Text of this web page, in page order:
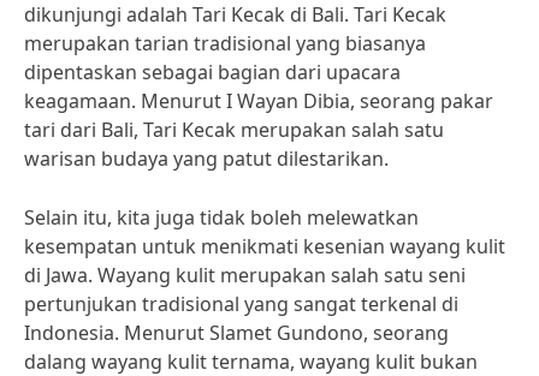
dikunjungi adalah Tari Kecak di Bali. Tari Kecak
merupakan tarian tradisional yang biasanya
dipentaskan sebagai bagian dari upacara
keagamaan. Menurut I Wayan Dibia, seorang pakar
tari dari Bali, Tari Kecak merupakan salah satu
warisan budaya yang patut dilestarikan.
Selain itu, kita juga tidak boleh melewatkan
kesempatan untuk menikmati kesenian wayang kulit
di Jawa. Wayang kulit merupakan salah satu seni
pertunjukan tradisional yang sangat terkenal di
Indonesia. Menurut Slamet Gundono, seorang
dalang wayang kulit ternama, wayang kulit bukan